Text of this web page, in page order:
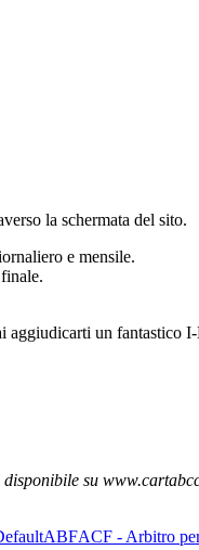
la schermata del sito.
e mensile.
aggiudicarti un fantastico
disponibile su
ABFACF - Arbitro